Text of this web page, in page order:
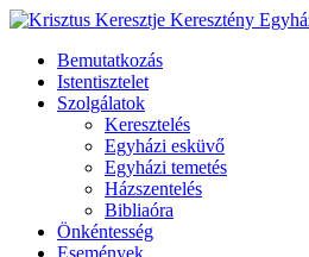
Bemutatkozás
Istentisztelet
Szolgálatok
Keresztelés
Egyházi esküvő
Egyházi temetés
Házszentelés
Bibliaóra
Önkéntesség
Események